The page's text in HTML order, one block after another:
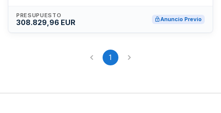
PRESUPUESTO
308.829,96 EUR Anuncio Previo
1